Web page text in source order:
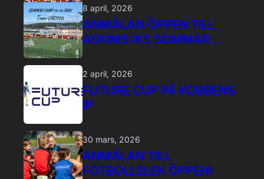
8 april, 2026
ANMÄLAN ÖPPEN TILL
ASKIMS IKS SOMMAR
2 april, 2026
FUTURE CUP PÅ KOBBENS
IP
30 mars, 2026
ANMÄLAN TILL
FOTBOLLSLEK ÖPPEN!